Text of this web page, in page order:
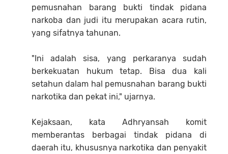
pemusnahan barang bukti tindak pidana
narkoba dan judi itu merupakan acara rutin,
yang sifatnya tahunan.
"Ini adalah sisa, yang perkaranya sudah
berkekuatan hukum tetap. Bisa dua kali
setahun dalam hal pemusnahan barang bukti
narkotika dan pekat ini," ujarnya.
Kejaksaan, kata Adhryansah komit
memberantas berbagai tindak pidana di
daerah itu, khususnya narkotika dan penyakit